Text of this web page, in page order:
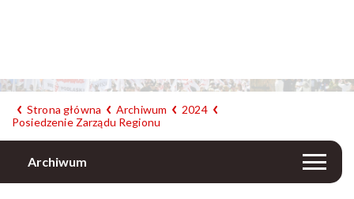
Strona główna Archiwum
2024
Posiedzenie Zarządu Regionu
Archiwum